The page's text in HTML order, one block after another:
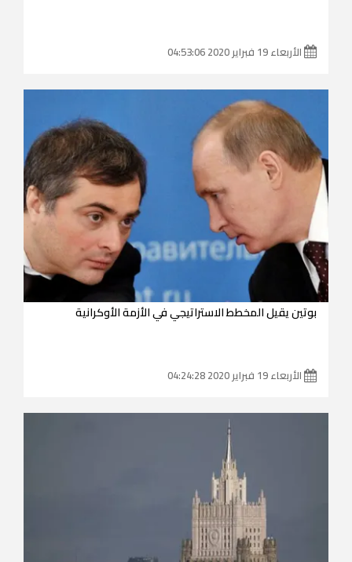
الأربعاء 19 فبراير 2020 04:53:06
بوتين يقيل المخطط الاستراتيجي في الأزمة الأوكرانية
الأربعاء 19 فبراير 2020 04:24:28